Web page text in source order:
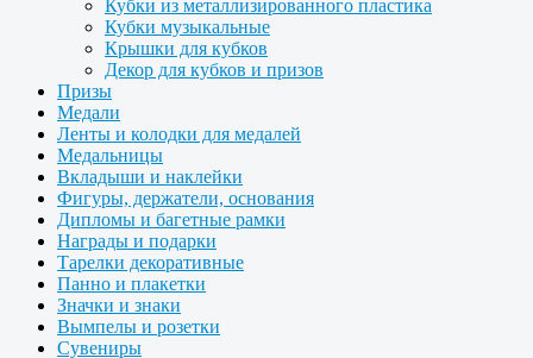
Кубки из металлизированного пластика
Кубки музыкальные
Крышки для кубков
Декор для кубков и призов
Призы
Медали
Ленты и колодки для медалей
Медальницы
Вкладыши и наклейки
Фигуры, держатели, основания
Дипломы и багетные рамки
Награды и подарки
Тарелки декоративные
Панно и плакетки
Значки и знаки
Вымпелы и розетки
Сувениры